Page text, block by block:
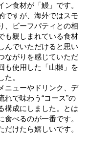
食材が「鰻」です。
ですが、海外ではスモ
、ビーフパティとの相
も親しまれている食材
んでいただけると思い
ながりを感じていただ
も使用した「山椒」を
。
ニューやドリンク、デ
で味わう“コース”の
構成にしました。とは
べるのが一番です。
けたら嬉しいです。